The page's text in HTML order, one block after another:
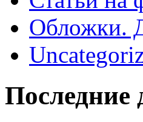
Обложки.
Последние